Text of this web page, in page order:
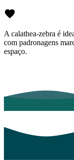
A calathea-zebra é
com padronagens
espaço.